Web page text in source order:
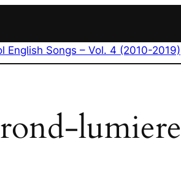
English Songs – Vol. 4 (2010-2019)
rond-